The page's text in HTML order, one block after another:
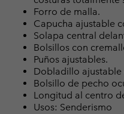
Forro de malla.
Capucha ajustable
Solapa central
Bolsillos con
Puños ajustables.
Dobladillo ajustable
Bolsillo de pecho
Longitud al centro
Usos: Senderismo